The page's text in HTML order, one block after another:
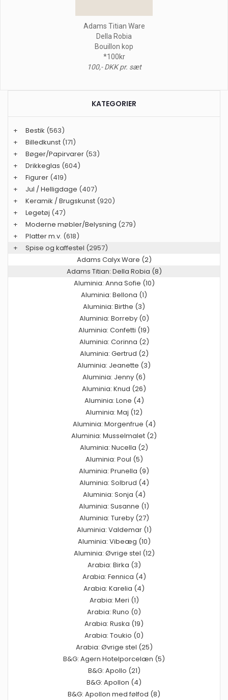
Adams Titian Ware
Della Robia
Bouillon kop
*100kr
100,- DKK pr. sæt
KATEGORIER
+ Bestik (563)
+
Billedkunst (171)
+
Bøger/Papirvarer (53)
+
Drikkeglas (604)
+
Figurer (419)
+
Jul / Helligdage (407)
+
Keramik / Brugskunst (920)
+
Legetøj (47)
+
Moderne møbler/Belysning (279)
+
Platter m.v. (618)
+
Spise og kaffestel (2957)
Adams Calyx Ware (2)
Adams Titian: Della Robia (8)
Aluminia: Anna Sofie (10)
Aluminia: Bellona (1)
Aluminia: Birthe (3)
Aluminia: Borreby (0)
Aluminia: Confetti (19)
Aluminia: Corinna (2)
Aluminia: Gertrud (2)
Aluminia: Jeanette (3)
Aluminia: Jenny (6)
Aluminia: Knud (26)
Aluminia: Lone (4)
Aluminia: Maj (12)
Aluminia: Morgenfrue (4)
Aluminia: Musselmalet (2)
Aluminia: Nucella (2)
Aluminia: Poul (5)
Aluminia: Prunella (9)
Aluminia: Solbrud (4)
Aluminia: Sonja (4)
Aluminia: Susanne (1)
Aluminia: Tureby (27)
Aluminia: Valdemar (1)
Aluminia: Vibeæg (10)
Aluminia: Øvrige stel (12)
Arabia: Birka (3)
Arabia: Fennica (4)
Arabia: Karelia (4)
Arabia: Meri (1)
Arabia: Runo (0)
Arabia: Ruska (19)
Arabia: Toukio (0)
Arabia: Øvrige stel (25)
B&G: Agern Hotelporcelæn (5)
B&G: Apollo (21)
B&G: Apollon (4)
B&G: Apollon med følfod (8)